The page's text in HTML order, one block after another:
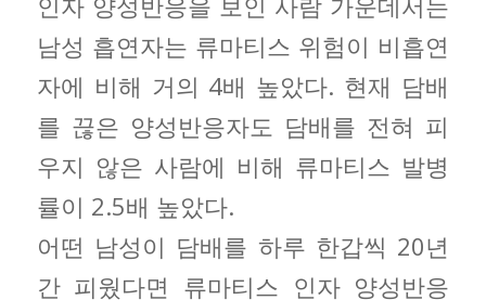
남성 흡연자는 류마티스 위험이 비흡연
자에 비해 거의 4배 높았다. 현재 담배
를 끊은 양성반응자도 담배를 전혀 피
우지 않은 사람에 비해 류마티스 발병
률이 2.5배 높았다.
어떤 남성이 담배를 하루 한갑씩 20년
간 피웠다면 류마티스 인자 양성반응